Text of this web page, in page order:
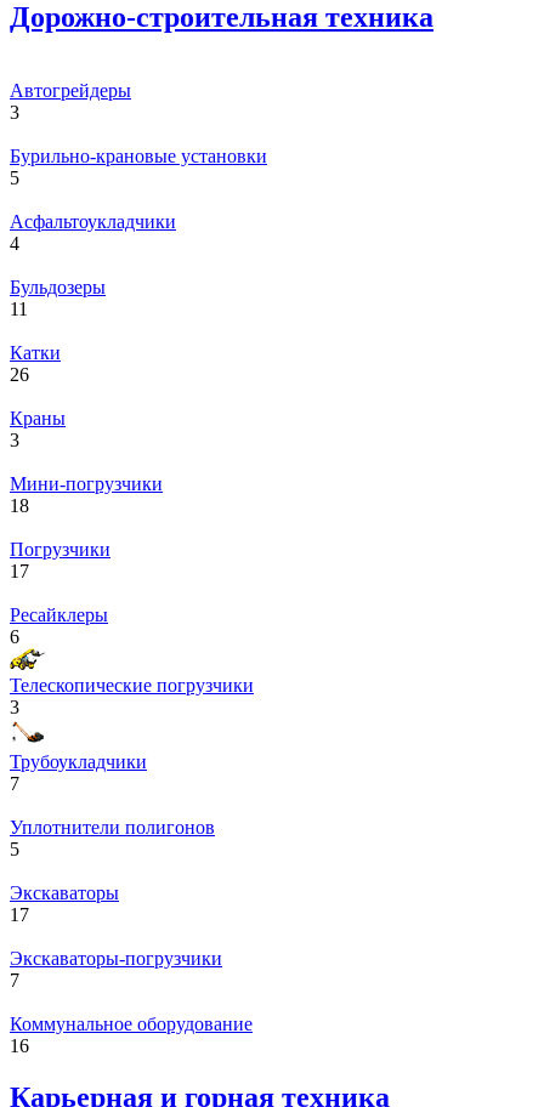
Дорожно-строительная техника
Автогрейдеры
3
Бурильно-крановые установки
5
Асфальтоукладчики
4
Бульдозеры
11
Катки
26
Краны
3
Мини-погрузчики
18
Погрузчики
17
Ресайклеры
6
Телескопические погрузчики
3
Трубоукладчики
7
Уплотнители полигонов
5
Экскаваторы
17
Экскаваторы-погрузчики
7
Коммунальное оборудование
16
Карьерная и горная техника